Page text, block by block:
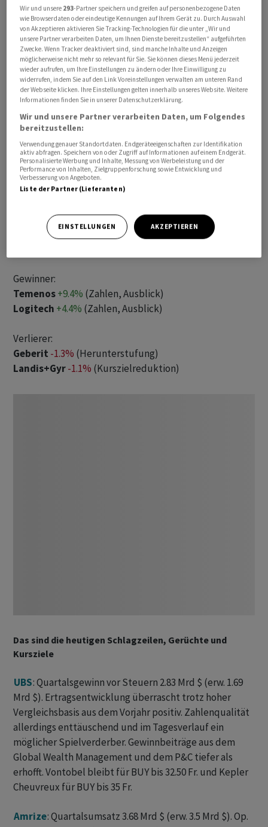
SMI vorbörslich nur dank UBS und Logitech leicht im
Plus. Bei den Nebenwerten stehen gefragte Temenos,
Comet und Straumann erneut schwächeren Landis+Gyr
gegenüber. Nachbörslich erwartete Zahlen von Tech-
Giganten wie Alphabet, Meta oder Microsoft dürften
bewegen.
Gewinner:
Temenos+9.4% (Zahlen, Ausblick)
Logitech +4.4% (Zahlen, Ausblick)
Verlierer:
Geberit -1.3% (Herunterstufung)
Landis+Gyr-1.1% (Kurszielreduktion)
Das sind die heutigen Schlagzeilen, Gerüchte und
Kursziele
UBS: Quartalsgewinn vor Steuern 2.83 Mrd $ (erw. 1.69
Mrd $). Ertragsentwicklung überrascht trotz hoher
Vergleichsbasis aus dem Vorjahr positiv. Zahlenqualität
allerdings enttäuschend und im Tagesverlauf ein
möglicher Spielverderber. Gewinnbeiträge aus dem
Global Wealth Management und dem P&C tiefer als
erhofft. Vontobel bleibt für BUY bis 32.50 Fr. und Kepler
Cheuvreux für BUY bis 35 Fr.
Amrize: Quartalsumsatz 3.68 Mrd $ (erw. 3.5 Mrd $). Op.
Wir und unsere 293-Partner speichern und greifen auf personenbezogene Daten
wie Browserdaten oder eindeutige Kennungen auf Ihrem Gerät zu. Durch Auswahl
von Akzeptieren aktivieren Sie Tracking-Technologien für die unter „Wir und
unsere Partner verarbeiten Daten, um Ihnen Dienste bereitzustellen“ aufgeführten
Zwecke. Wenn Tracker deaktiviert sind, sind manche Inhalte und Anzeigen
möglicherweise nicht mehr so relevant für Sie. Sie können dieses Menü jederzeit
wieder aufrufen, um Ihre Einstellungen zu ändern oder Ihre Einwilligung zu
widerrufen, indem Sie auf den Link Voreinstellungen verwalten am unteren Rand
der Webseite klicken. Ihre Einstellungen gelten innerhalb unseres Website. Weitere
Informationen finden Sie in unserer Datenschutzerklärung.
Wir und unsere Partner verarbeiten Daten, um Folgendes
bereitzustellen:
Verwendung genauer Standortdaten. Endgeräteeigenschaften zur Identifikation
aktiv abfragen. Speichern von oder Zugriff auf Informationen auf einem Endgerät.
Personalisierte Werbung und Inhalte, Messung von Werbeleistung und der
Performance von Inhalten, Zielgruppenforschung sowie Entwicklung und
Verbesserung von Angeboten.
Liste der Partner (Lieferanten)
EINSTELLUNGEN AKZEPTIEREN